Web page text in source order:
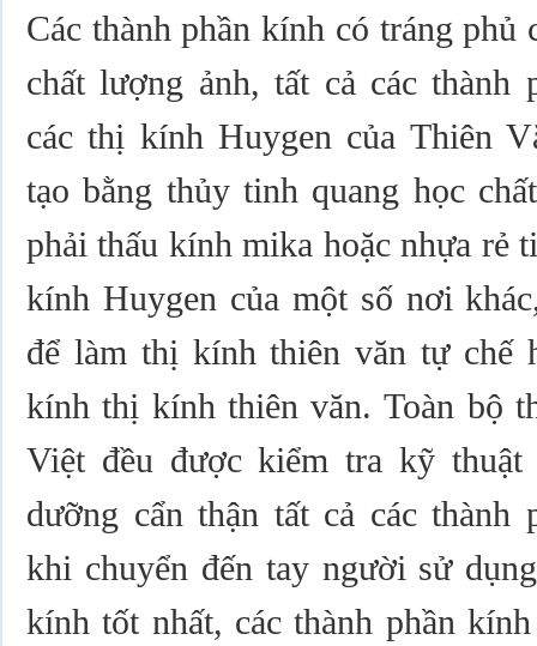
Các thành phần kính có tráng phủ
chất lượng ảnh, tất cả các thành
các thị kính Huygen của Thiên
tạo bằng thủy tinh quang học
phải thấu kính mika hoặc nhựa rẻ
kính Huygen của một số nơi
để làm thị kính thiên văn tự chế
kính thị kính thiên văn. Toàn bộ
Việt đều được kiểm tra kỹ
dưỡng cẩn thận tất cả các thành
khi chuyển đến tay người sử
kính tốt nhất, các thành phần